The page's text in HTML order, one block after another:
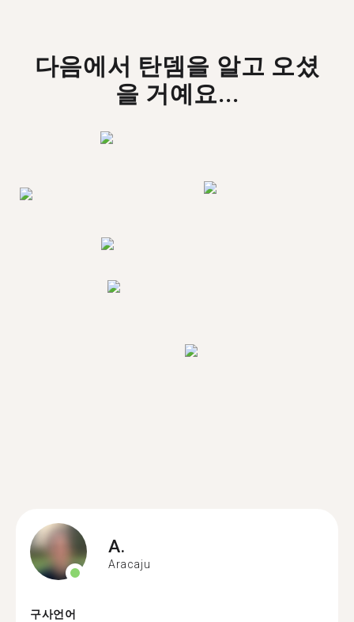
다음에서 탄뎀을 알고 오셨
을 거예요...
A.
Aracaju
구사언어